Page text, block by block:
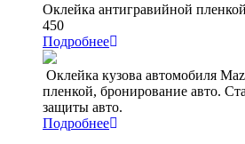
Оклейка антигравийной
450
Подробнее
Оклейка кузова автомобиля
пленкой, бронирование авто.
защиты авто.
Подробнее